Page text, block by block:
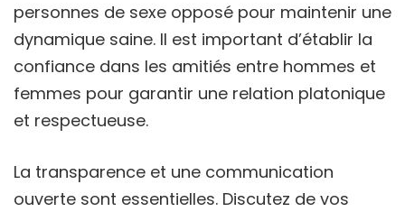
personnes de sexe opposé pour maintenir une
dynamique saine. Il est important d’établir la
confiance dans les amitiés entre hommes et
femmes pour garantir une relation platonique
et respectueuse.
La transparence et une communication
ouverte sont essentielles. Discutez de vos